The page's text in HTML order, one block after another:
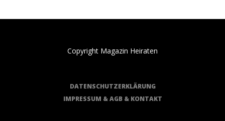
Copyright Magazin Heiraten
DATENSCHUTZERKLÄRUNG
IMPRESSUM & AGB & KONTAKT